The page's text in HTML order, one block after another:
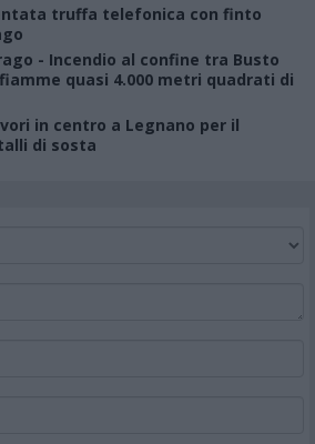
truffa telefonica con finto
- Incendio al confine tra Busto
quasi 4.000 metri quadrati di
in centro a Legnano per il
di sosta